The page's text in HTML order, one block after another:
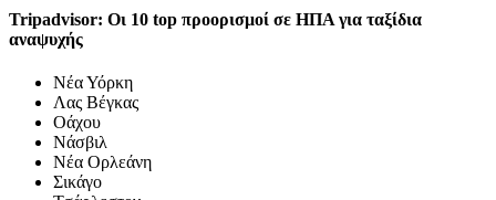
Tripadvisor: Οι 10 top προορισμοί σε ΗΠΑ για ταξίδια
αναψυχής
Νέα Υόρκη
Λας Βέγκας
Οάχου
Νάσβιλ
Νέα Ορλεάνη
Σικάγο